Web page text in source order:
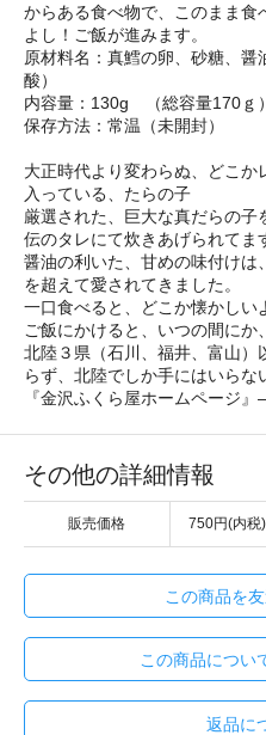
からある食べ物で、このまま食
よし！ご飯が進みます。
原材料名：真鱈の卵、砂糖、醤
酸）
内容量：130g （総容量170ｇ
保存方法：常温（未開封）
大正時代より変わらぬ、どこか
入っている、たらの子
厳選された、巨大な真だらの
伝のタレにて炊きあげられてま
醤油の利いた、甘めの味付け
を超えて愛されてきました。
一口食べると、どこか懐かしい
ご飯にかけると、いつの間にか
北陸３県（石川、福井、富山）
らず、北陸でしか手にはいらな
『金沢ふくら屋ホームページ
その他の詳細情報
販売価格 750円(内税)
この商品を
この商品につい
返品に